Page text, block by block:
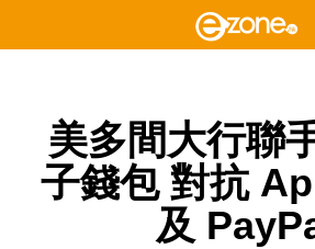
美多間大行聯
子錢包 對抗
及